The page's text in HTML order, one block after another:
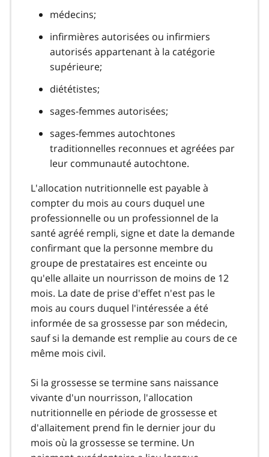
médecins;
infirmières autorisées ou infirmiers
autorisés appartenant à la catégorie
supérieure;
diététistes;
sages-femmes autorisées;
sages-femmes autochtones
traditionnelles reconnues et agréées par
leur communauté autochtone.
L'allocation nutritionnelle est payable à
compter du mois au cours duquel une
professionnelle ou un professionnel de la
santé agréé rempli, signe et date la demande
confirmant que la personne membre du
groupe de prestataires est enceinte ou
qu'elle allaite un nourrisson de moins de 12
mois. La date de prise d'effet n'est pas le
mois au cours duquel l'intéressée a été
informée de sa grossesse par son médecin,
sauf si la demande est remplie au cours de ce
même mois civil.
Si la grossesse se termine sans naissance
vivante d'un nourrisson, l'allocation
nutritionnelle en période de grossesse et
d'allaitement prend fin le dernier jour du
mois où la grossesse se termine. Un